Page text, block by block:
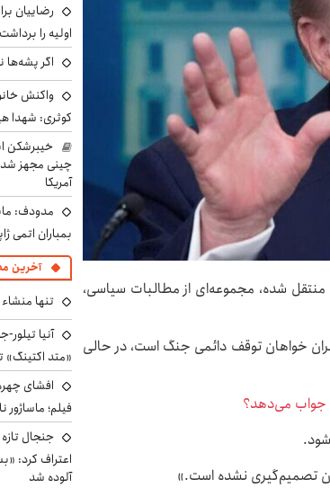
منتقل شده، مجموعه‌ای از مطالبات سیاسی،
خواهان توقف دائمی جنگ است، در حالی
جواب می‌دهد؟
تصمیم‌گیری نشده است.»
رضاییان
اولیه را برداشت
اگر
واکنش
کوثری: شهدا
خیبرشکن
چینی مجهز
آمریکا
مدودف:
بمباران اتمی
آخرین
تنها
آنیا
«متد
افشای
فیلم؛ ماساژور
جنجال
اعتراف کرد:
آلوده شد